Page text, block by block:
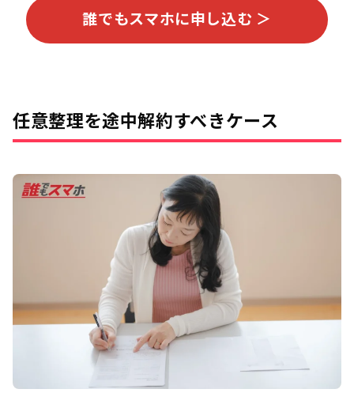
誰でもスマホに申し込む ＞
任意整理を途中解約すべきケース